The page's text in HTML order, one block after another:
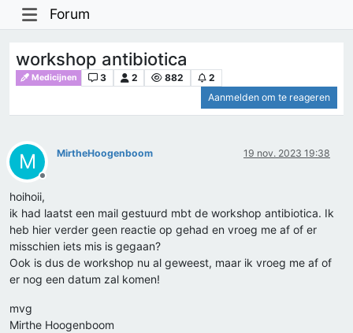
Forum
workshop antibiotica
Medicijnen 3 2 882
2
Aanmelden om te reageren
M
Offline
MirtheHoogenboom 19 nov. 2023 19:38
hoihoii,
ik had laatst een mail gestuurd mbt de workshop antibiotica. Ik
heb hier verder geen reactie op gehad en vroeg me af of er
misschien iets mis is gegaan?
Ook is dus de workshop nu al geweest, maar ik vroeg me af of
er nog een datum zal komen!
mvg
Mirthe Hoogenboom